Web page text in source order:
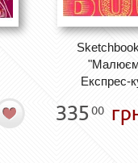
Експрес-
335 00